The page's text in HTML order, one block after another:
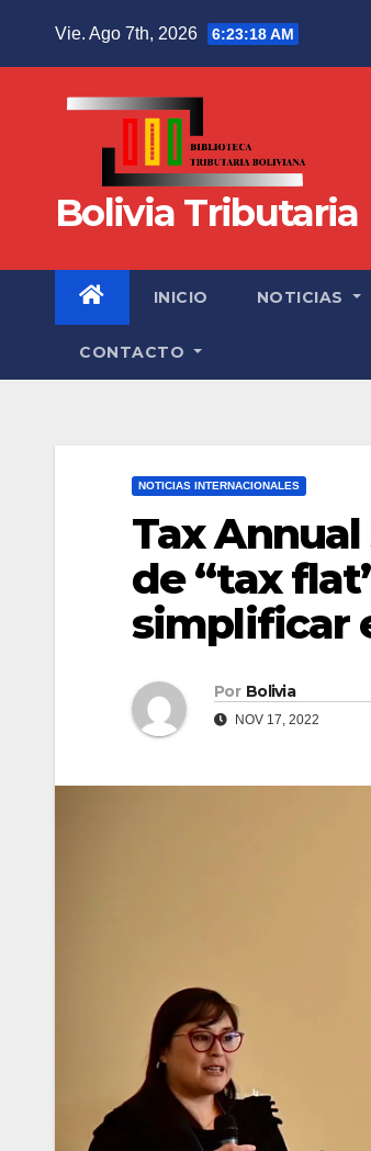
Vie. Ago 7th, 2026 6:23:19 AM
Bolivia Tributaria
INICIO NOTICIAS
CONTACTO
NOTICIAS INTERNACIONALES
Tax
de “tax
simplificar
Por Bolivia
NOV 17, 2022